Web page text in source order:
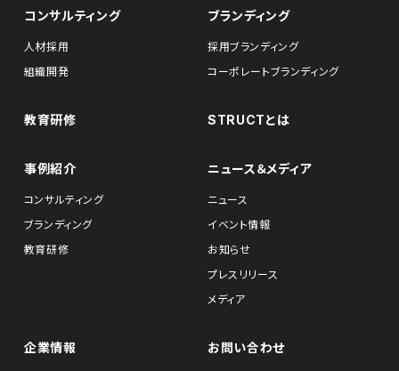
コンサルティング
人材採用
組織開発
ブランディング
採用ブランディング
コーポレートブランディング
教育研修 STRUCTとは
事例紹介
コンサルティング
ブランディング
教育研修
ニュース＆メディア
ニュース
イベント情報
お知らせ
プレスリリース
メディア
企業情報 お問い合わせ